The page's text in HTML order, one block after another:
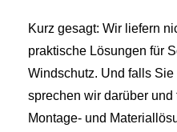
Kurz gesagt: Wir liefern
praktische Lösungen für
Windschutz. Und falls
sprechen wir darüber
Montage- und